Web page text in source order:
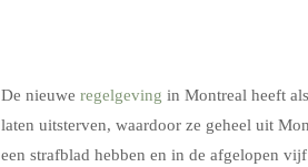
De nieuwe regelgeving in Montreal heeft
laten uitsterven, waardoor ze geheel uit
een strafblad hebben en in de afgelopen